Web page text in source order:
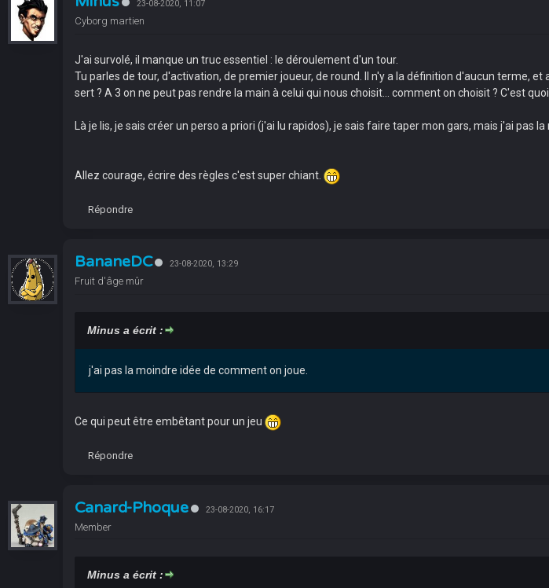
23-08-2020, 11:07
Cyborg martien
J'ai survolé, il manque un truc essentiel : le déroulement d'un tour.
Tu parles de tour, d'activation, de premier joueur, de round. Il n'y a la définition d'aucun terme,
sert ? A 3 on ne peut pas rendre la main à celui qui nous choisit... comment on choisit ? C'est
Là je lis, je sais créer un perso a priori (j'ai lu rapidos), je sais faire taper mon gars, mais j'ai pas
Allez courage, écrire des règles c'est super chiant.
Répondre
BananeDC 23-08-2020, 13:29
Fruit d'âge mûr
Minus a écrit :
j'ai pas la moindre idée de comment on joue.
Ce qui peut être embêtant pour un jeu
Répondre
Canard-Phoque 23-08-2020, 16:17
Member
Minus a écrit :